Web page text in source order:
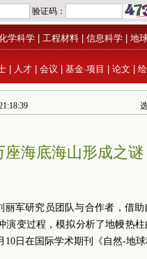
学科学 工程材料 信息科学 地
人才 会议 基金·项目 论文
海底海山形成之谜
军研究员团队与合作者，借
演变过程，模拟分析了地幔热
日在国际学术期刊《自然-地球